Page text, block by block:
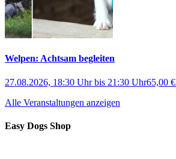
Welpen: Achtsam begleiten
27.08.2026, 18:30 Uhrbis 21:30 Uhr65,00 €
Alle Veranstaltungen anzeigen
Easy Dogs Shop